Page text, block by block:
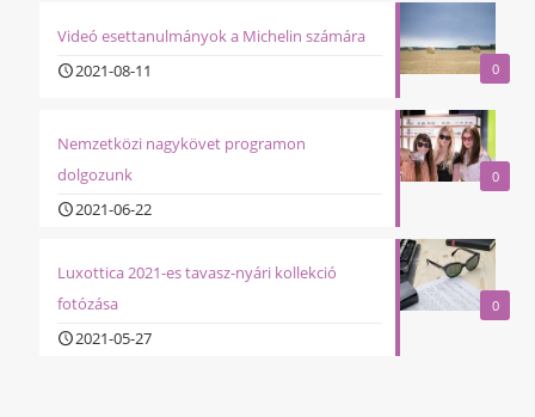
0
Videó esettanulmányok a Michelin számára
2021-08-11
0
Nemzetközi nagykövet programon
dolgozunk
2021-06-22
0
Luxottica 2021-es tavasz-nyári kollekció
fotózása
2021-05-27